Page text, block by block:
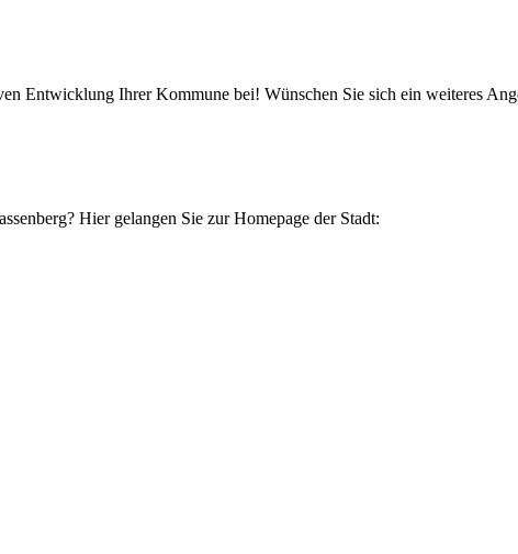
Entwicklung Ihrer Kommune bei! Wünschen Sie sich ein weiteres
Hier gelangen Sie zur Homepage der Stadt: